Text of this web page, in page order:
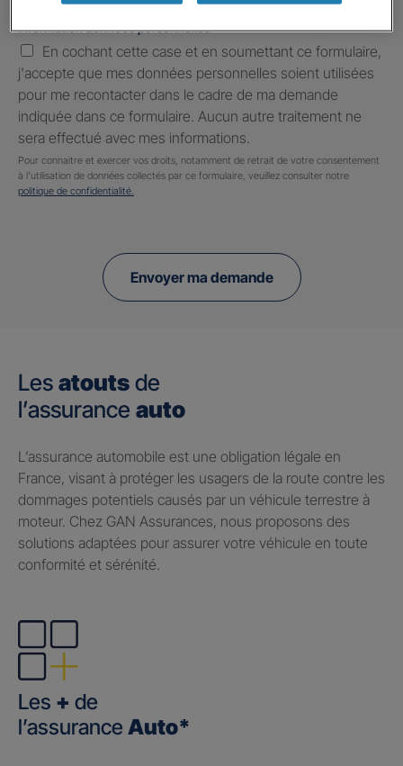
Information données personnelles*
En cochant cette case et en soumettant ce formulaire,
j'accepte que mes données personnelles soient utilisées
pour me recontacter dans le cadre de ma demande
indiquée dans ce formulaire. Aucun autre traitement ne
sera effectué avec mes informations.
Pour connaitre et exercer vos droits, notamment de retrait de votre consentement
à l'utilisation de données collectés par ce formulaire, veuillez consulter notre
politique de confidentialité.
Envoyer ma demande
Les atouts de
l’assurance auto
​L’assurance automobile est une obligation légale en
France, visant à protéger les usagers de la route contre les
dommages potentiels causés par un véhicule terrestre à
moteur. Chez GAN Assurances, nous proposons des
solutions adaptées pour assurer votre véhicule en toute
conformité et sérénité.
Les + de
l’assurance Auto*